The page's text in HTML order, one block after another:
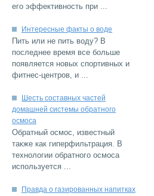
...
Пить или не пить воду? В
последнее время все больше
появляется новых спортивных и
...
Шесть составных частей
домашней системы обратного
Обратный осмос, известный
также как гиперфильтрация. В
технологии обратного осмоса
...